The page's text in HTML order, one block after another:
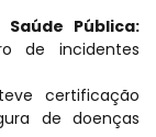
Pública:
de incidentes
certificação
de doenças